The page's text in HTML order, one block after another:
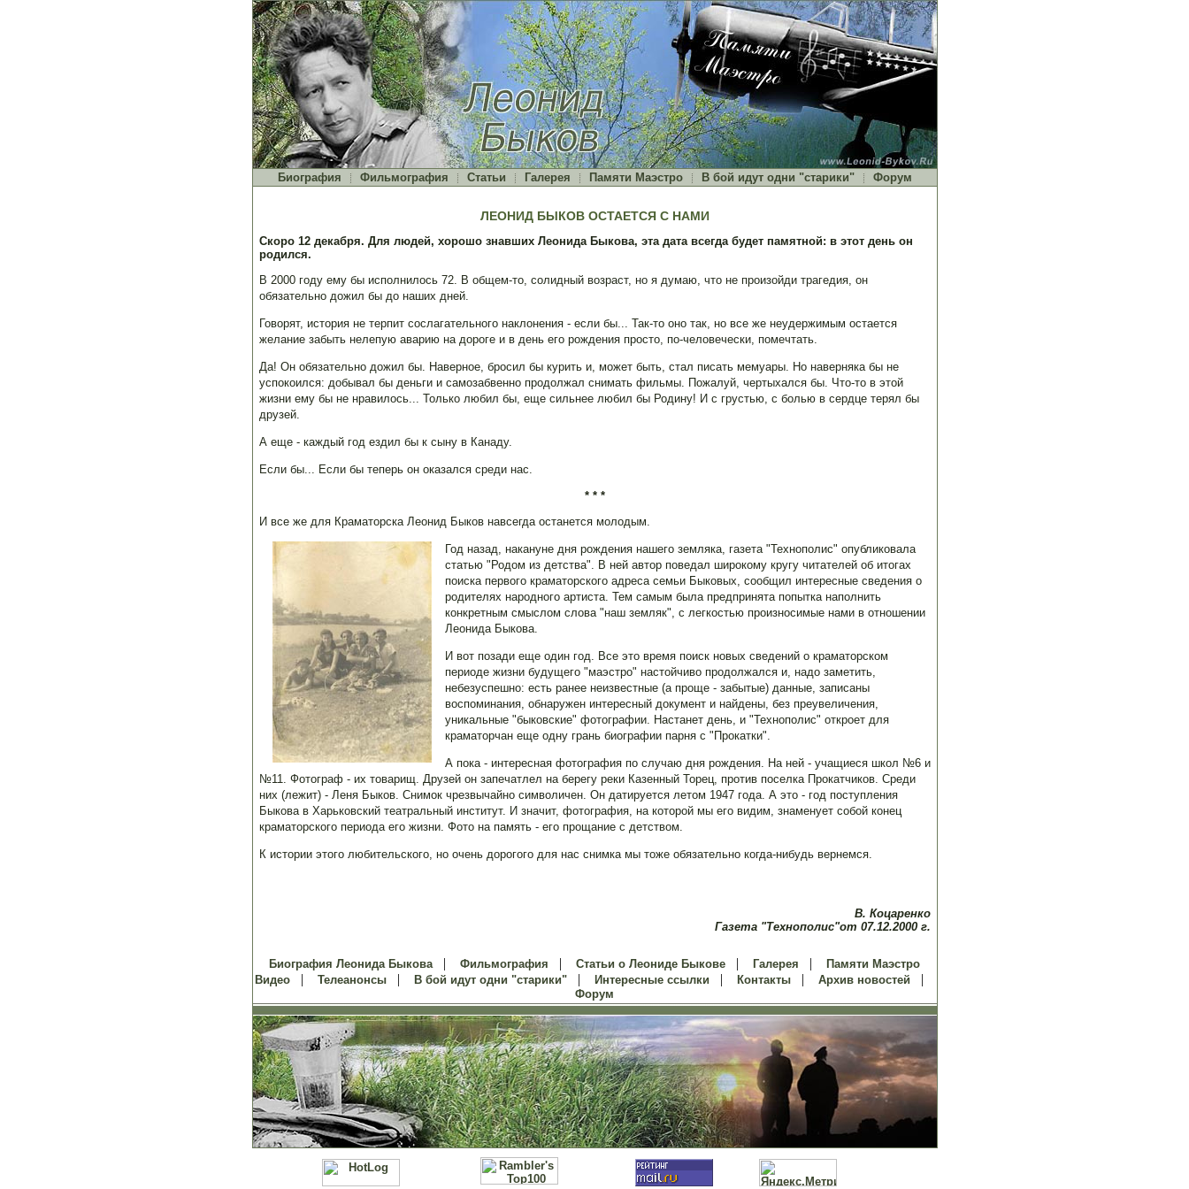
Биография Фильмография Статьи Галерея Памяти Маэстро В бой идут одни "старики" Форум
ЛЕОНИД БЫКОВ ОСТАЕТСЯ С НАМИ
Скоро 12 декабря. Для людей, хорошо знавших Леонида Быкова, эта дата всегда будет памятной: в этот день он
родился.
В 2000 году ему бы исполнилось 72. В общем-то, солидный возраст, но я думаю, что не произойди трагедия, он
обязательно дожил бы до наших дней.
Говорят, история не терпит сослагательного наклонения - если бы... Так-то оно так, но все же неудержимым остается
желание забыть нелепую аварию на дороге и в день его рождения просто, по-человечески, помечтать.
Да! Он обязательно дожил бы. Наверное, бросил бы курить и, может быть, стал писать мемуары. Но наверняка бы не
успокоился: добывал бы деньги и самозабвенно продолжал снимать фильмы. Пожалуй, чертыхался бы. Что-то в этой
жизни ему бы не нравилось... Только любил бы, еще сильнее любил бы Родину! И с грустью, с болью в сердце терял бы
друзей.
А еще - каждый год ездил бы к сыну в Канаду.
Если бы... Если бы теперь он оказался среди нас.
* * *
И все же для Краматорска Леонид Быков навсегда останется молодым.
Год назад, накануне дня рождения нашего земляка, газета "Технополис" опубликовала
статью "Родом из детства". В ней автор поведал широкому кругу читателей об итогах
поиска первого краматорского адреса семьи Быковых, сообщил интересные сведения о
родителях народного артиста. Тем самым была предпринята попытка наполнить
конкретным смыслом слова "наш земляк", с легкостью произносимые нами в отношении
Леонида Быкова.
И вот позади еще один год. Все это время поиск новых сведений о краматорском
периоде жизни будущего "маэстро" настойчиво продолжался и, надо заметить,
небезуспешно: есть ранее неизвестные (а проще - забытые) данные, записаны
воспоминания, обнаружен интересный документ и найдены, без преувеличения,
уникальные "быковские" фотографии. Настанет день, и "Технополис" откроет для
краматорчан еще одну грань биографии парня с "Прокатки".
А пока - интересная фотография по случаю дня рождения. На ней - учащиеся школ №6 и
№11. Фотограф - их товарищ. Друзей он запечатлел на берегу реки Казенный Торец, против поселка Прокатчиков. Среди
них (лежит) - Леня Быков. Снимок чрезвычайно символичен. Он датируется летом 1947 года. А это - год поступления
Быкова в Харьковский театральный институт. И значит, фотография, на которой мы его видим, знаменует собой конец
краматорского периода его жизни. Фото на память - его прощание с детством.
К истории этого любительского, но очень дорогого для нас снимка мы тоже обязательно когда-нибудь вернемся.
В. Коцаренко
Газета "Технополис"от 07.12.2000 г.
Биография Леонида Быкова | Фильмография | Статьи о Леониде Быкове | Галерея |
Памяти Маэстро
Видео | Телеанонсы | В бой идут одни "старики" | Интересные ссылки | Контакты | Архив новостей |
Форум